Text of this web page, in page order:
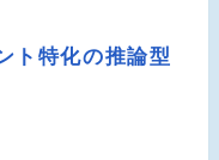
ト特化の推論型